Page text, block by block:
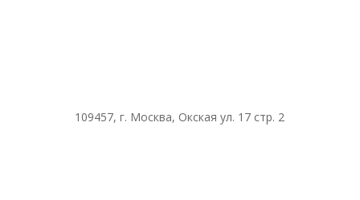
109457, г. Москва, Окская ул. 17 стр. 2